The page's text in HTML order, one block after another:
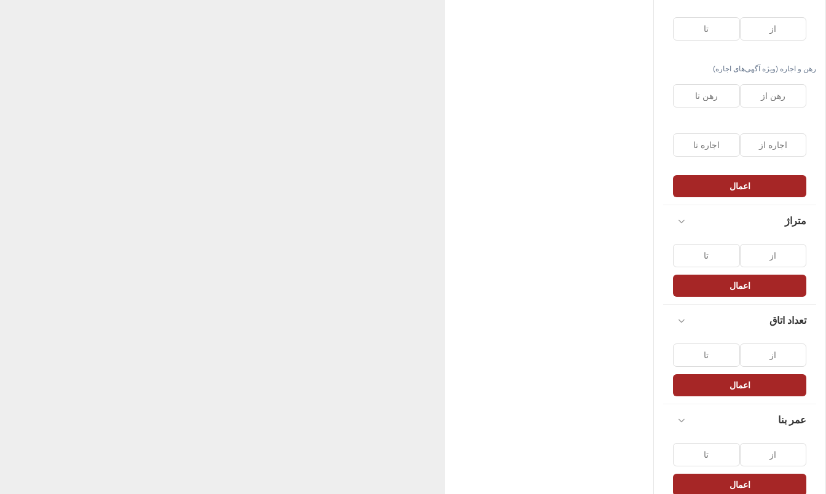
رهن و اجاره (ویژه آگهی‌های اجاره)
اعمال
متراژ
اعمال
تعداد اتاق
اعمال
عمر بنا
اعمال